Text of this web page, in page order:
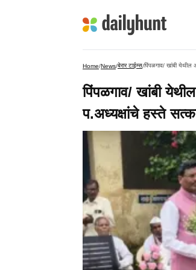
Home/News/बेरार टाईम्स/पिंपळगाव/ खांबी येथील
पिंपळगाव/ खांबी येथील
प.अध्यक्षांचे हस्ते